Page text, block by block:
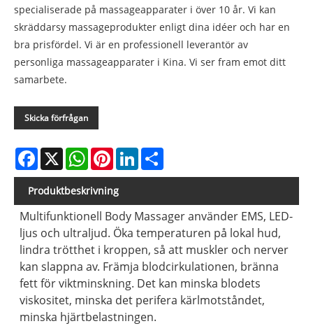
specialiserade på massageapparater i över 10 år. Vi kan
skräddarsy massageprodukter enligt dina idéer och har en
bra prisfördel. Vi är en professionell leverantör av
personliga massageapparater i Kina. Vi ser fram emot ditt
samarbete.
Skicka förfrågan
Facebook
X WhatsAppPinterestLinkedIn
Produktbeskrivning
Multifunktionell Body Massager använder EMS, LED-
ljus och ultraljud. Öka temperaturen på lokal hud,
lindra trötthet i kroppen, så att muskler och nerver
kan slappna av. Främja blodcirkulationen, bränna
fett för viktminskning. Det kan minska blodets
viskositet, minska det perifera kärlmotståndet,
minska hjärtbelastningen.